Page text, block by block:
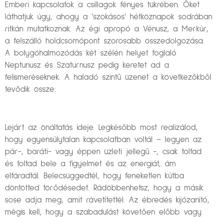
Emberi kapcsolatok a csillagok fényes tükrében. Őket
láthatjuk úgy, ahogy a ’szokásos’ hétköznapok sodrában
ritkán mutatkoznak. Az égi apropó a Vénusz, a Merkúr,
a felszálló holdcsomópont szorosabb összedolgozása.
A bolygóhalmozódás két szélén helyet foglaló
Neptunusz és Szaturnusz pedig keretet ad a
felismeréseknek. A haladó szintű üzenet a következőkből
tevődik össze:
Lejárt az önáltatás ideje. Legkésőbb most realizálod,
hogy egyensúlytalan kapcsolatban voltál – legyen az
pár-, baráti- vagy éppen üzleti jellegű -, csak toltad
és toltad bele a figyelmet és az energiát, ám
elfáradtál. Belecsüggedtél, hogy feneketlen kútba
döntötted törődésedet. Rádöbbenhetsz, hogy a másik
sose adja meg, amit rávetítettél. Az ébredés kijózanító,
mégis kell, hogy a szabadulást követően előbb vagy